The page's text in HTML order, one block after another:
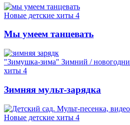
Новые детские хиты 4
Мы умеем танцевать
"Зимушка-зима" Зимний /
хиты 4
Зимняя мульт-зарядка
Новые детские хиты 4